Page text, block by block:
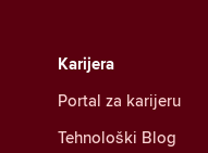
Karijera
Portal za karijeru
Tehnološki Blog